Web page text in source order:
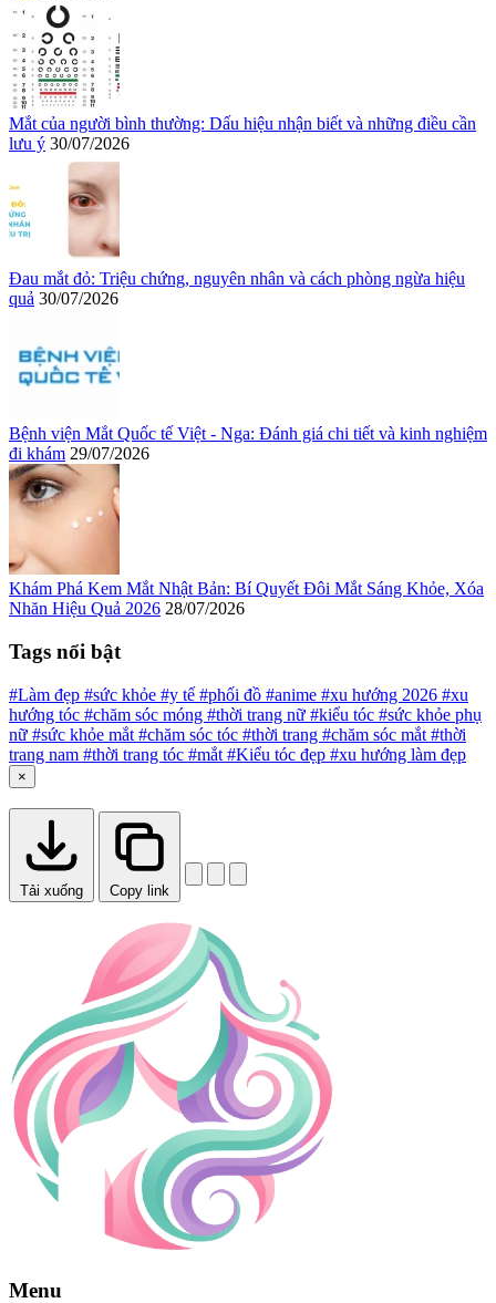
Mắt của người bình thường: Dấu hiệu nhận biết và những điều cần
lưu ý 30/07/2026
Đau mắt đỏ: Triệu chứng, nguyên nhân và cách phòng ngừa hiệu
quả 30/07/2026
Bệnh viện Mắt Quốc tế Việt - Nga: Đánh giá chi tiết và kinh nghiệm
đi khám 29/07/2026
Khám Phá Kem Mắt Nhật Bản: Bí Quyết Đôi Mắt Sáng Khỏe, Xóa
Nhăn Hiệu Quả 2026 28/07/2026
Tags nổi bật
#Làm đẹp #sức khỏe #y tế #phối đồ #anime #xu hướng 2026 #xu
hướng tóc #chăm sóc móng #thời trang nữ #kiểu tóc #sức khỏe phụ
nữ #sức khỏe mắt #chăm sóc tóc #thời trang #chăm sóc mắt #thời
trang nam #thời trang tóc #mắt #Kiểu tóc đẹp #xu hướng làm đẹp
×
Tải xuống Copy link
Menu